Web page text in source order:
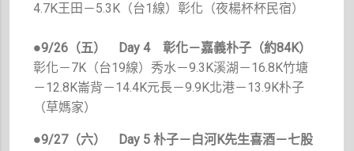
4.7K王田－5.3K（台1線）彰化（夜楊杯杯民宿）
●9/26 （五） Day 4 彰化－嘉義朴子（約84K）
彰化－7K（台19線）秀水－9.3K溪湖－16.8K竹塘
－12.8K崙背－14.4K元長－9.9K北港－13.9K朴子
（草媽家）
●9/27（六）
Day 5 朴子－白河K先生喜酒－七股